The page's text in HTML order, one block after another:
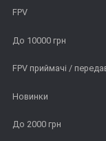
FPV
До 10000 грн
FPV приймачі /
Новинки
До 2000 грн